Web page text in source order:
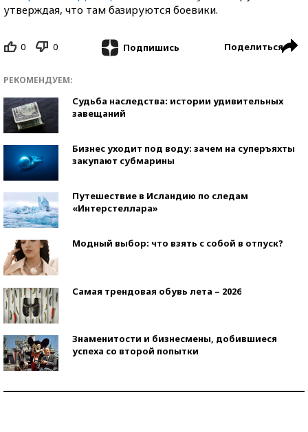
утверждая, что там базируются боевики.
0 0 Подпишись Поделиться
РЕКОМЕНДУЕМ:
Судьба наследства: истории удивительных
завещаний
Бизнес уходит под воду: зачем на суперъяхты
закупают субмарины
Путешествие в Исландию по следам
«Интерстеллара»
Модный выбор: что взять с собой в отпуск?
Самая трендовая обувь лета – 2026
Знаменитости и бизнесмены, добившиеся
успеха со второй попытки